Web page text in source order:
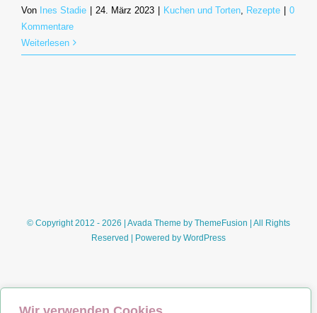
Von Ines Stadie | 24. März 2023 | Kuchen und Torten Rezepte | 0
Kommentare
Weiterlesen
© Copyright 2012 - 2026 | Avada Theme by ThemeFusion | All Rights
Reserved | Powered by WordPress